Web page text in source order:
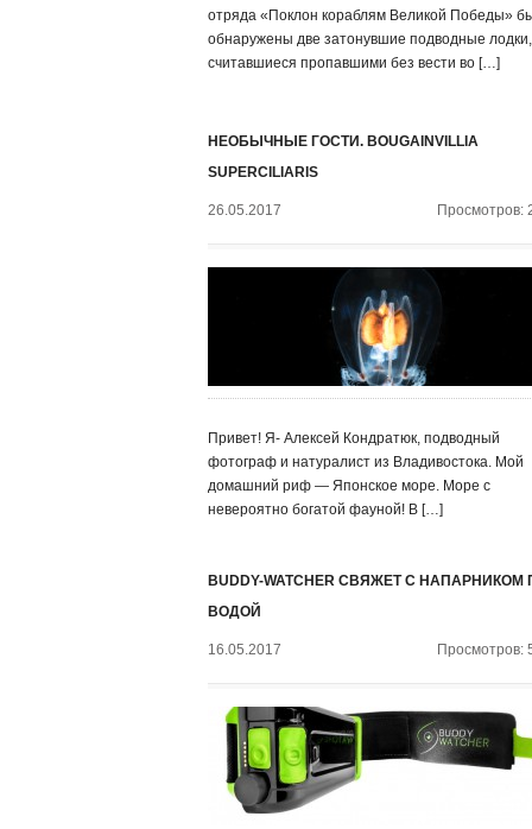
отряда «Поклон кораблям Великой Победы»
обнаружены две затонувшие подводные лодки,
считавшиеся пропавшими без вести во […]
НЕОБЫЧНЫЕ ГОСТИ. BOUGAINVILLIA
SUPERCILIARIS
26.05.2017 Просмотров:
Привет! Я- Алексей Кондратюк, подводный
фотограф и натуралист из Владивостока. Мой
домашний риф — Японское море. Море с
невероятно богатой фауной! В […]
BUDDY-WATCHER СВЯЖЕТ С НАПАРНИКОМ
ВОДОЙ
16.05.2017 Просмотров: